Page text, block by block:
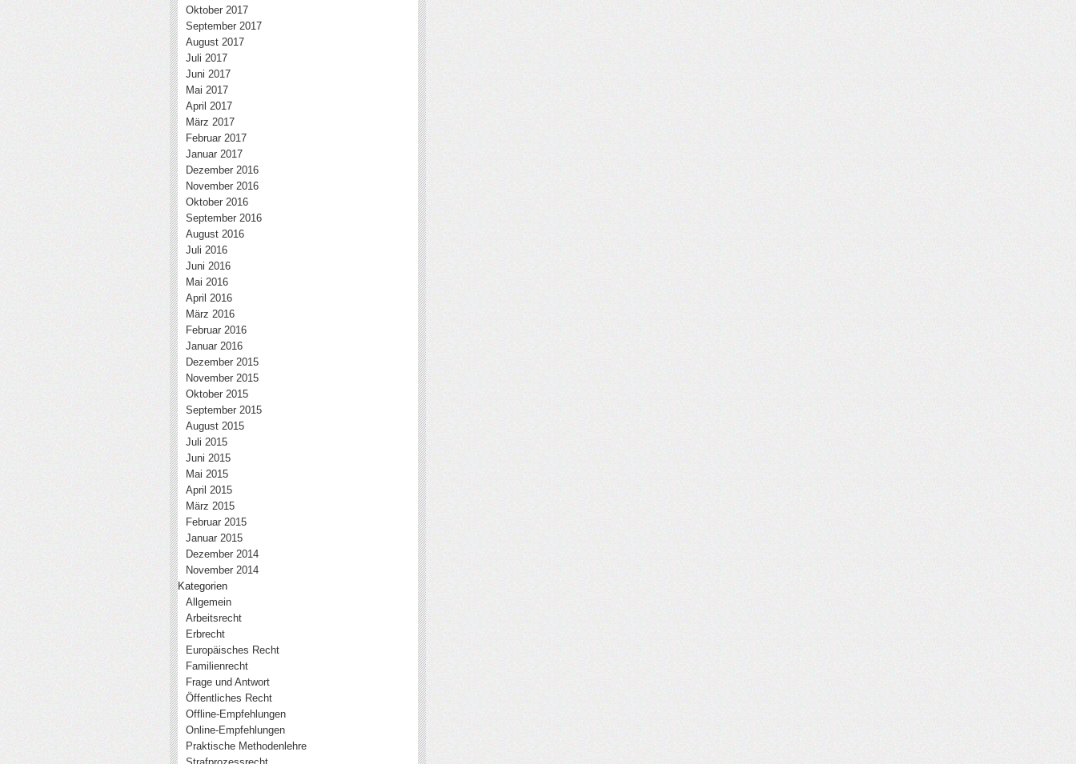
Oktober 2017
September 2017
August 2017
Juli 2017
Juni 2017
Mai 2017
April 2017
März 2017
Februar 2017
Januar 2017
Dezember 2016
November 2016
Oktober 2016
September 2016
August 2016
Juli 2016
Juni 2016
Mai 2016
April 2016
März 2016
Februar 2016
Januar 2016
Dezember 2015
November 2015
Oktober 2015
September 2015
August 2015
Juli 2015
Juni 2015
Mai 2015
April 2015
März 2015
Februar 2015
Januar 2015
Dezember 2014
November 2014
Kategorien
Allgemein
Arbeitsrecht
Erbrecht
Europäisches Recht
Familienrecht
Frage und Antwort
Öffentliches Recht
Offline-Empfehlungen
Online-Empfehlungen
Praktische Methodenlehre